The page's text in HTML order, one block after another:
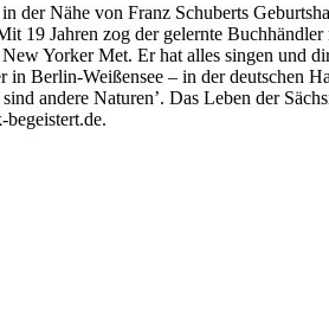
der Nähe von Franz Schuberts
19 Jahren zog der gelernte
Yorker Met. Er hat alles singen und
Berlin-Weißensee – in der deutschen
andere Naturen’. Das Leben der